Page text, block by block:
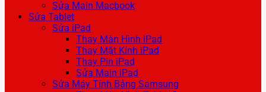
Sửa Main Macbook
Sửa Tablet
Sửa iPad
Thay Màn Hình iPad
Thay Mặt Kính iPad
Thay Pin iPad
Sửa Main iPad
Sửa Máy Tính Bảng Samsung